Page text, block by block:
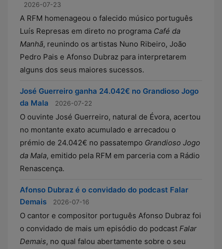
2026-07-23
A RFM homenageou o falecido músico português
Luís Represas em direto no programa Café da
Manhã, reunindo os artistas Nuno Ribeiro, João
Pedro Pais e Afonso Dubraz para interpretarem
alguns dos seus maiores sucessos.
José Guerreiro ganha 24.042€ no Grandioso Jogo
da Mala
2026-07-22
O ouvinte José Guerreiro, natural de Évora, acertou
no montante exato acumulado e arrecadou o
prémio de 24.042€ no passatempo Grandioso Jogo
da Mala, emitido pela RFM em parceria com a Rádio
Renascença.
Afonso Dubraz é o convidado do podcast Falar
Demais
2026-07-16
O cantor e compositor português Afonso Dubraz foi
o convidado de mais um episódio do podcast Falar
Demais, no qual falou abertamente sobre o seu